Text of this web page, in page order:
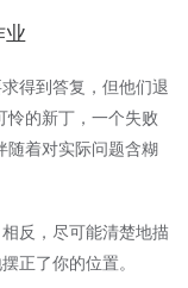
得到答复，但他们退
怜的新丁，一个失败
着对实际问题含糊
反，尽可能清楚地描
正了你的位置。